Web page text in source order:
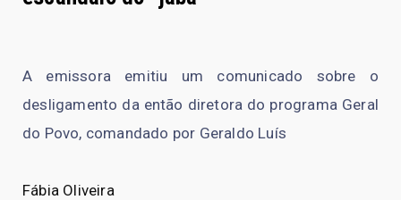
A emissora emitiu um comunicado sobre o
desligamento da então diretora do programa Geral
do Povo, comandado por Geraldo Luís
Fábia Oliveira